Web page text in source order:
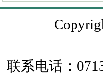
联系电话：